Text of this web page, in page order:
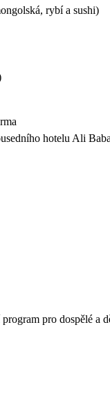
rybí a sushi)
hotelu Ali
pro dospělé a